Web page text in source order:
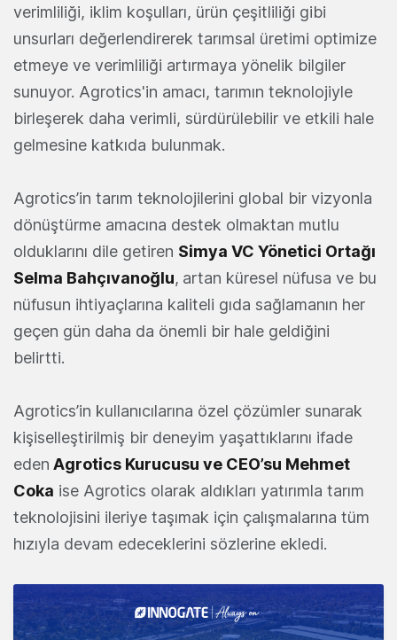
verimliliği, iklim koşulları, ürün çeşitliliği gibi
unsurları değerlendirerek tarımsal üretimi optimize
etmeye ve verimliliği artırmaya yönelik bilgiler
sunuyor. Agrotics'in amacı, tarımın teknolojiyle
birleşerek daha verimli, sürdürülebilir ve etkili hale
gelmesine katkıda bulunmak.
Agrotics’in tarım teknolojilerini global bir vizyonla
dönüştürme amacına destek olmaktan mutlu
olduklarını dile getiren Simya VC Yönetici Ortağı
Selma Bahçıvanoğlu, artan küresel nüfusa ve bu
nüfusun ihtiyaçlarına kaliteli gıda sağlamanın her
geçen gün daha da önemli bir hale geldiğini
belirtti.
Agrotics’in kullanıcılarına özel çözümler sunarak
kişiselleştirilmiş bir deneyim yaşattıklarını ifade
eden Agrotics Kurucusu ve CEO’su Mehmet
Coka ise Agrotics olarak aldıkları yatırımla tarım
teknolojisini ileriye taşımak için çalışmalarına tüm
hızıyla devam edeceklerini sözlerine ekledi.